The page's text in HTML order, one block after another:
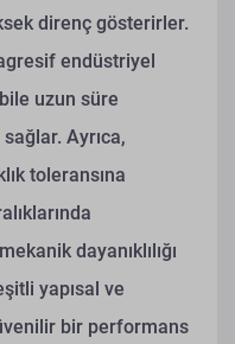
direnç gösterirler.
endüstriyel
uzun süre
sağlar. Ayrıca,
toleransına
dayanıklılığı
yapısal ve
bir performans